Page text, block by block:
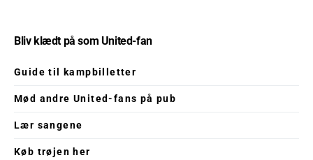
Bliv klædt på som United-fan
Guide til kampbilletter
Mød andre United-fans på pub
Lær sangene
Køb trøjen her